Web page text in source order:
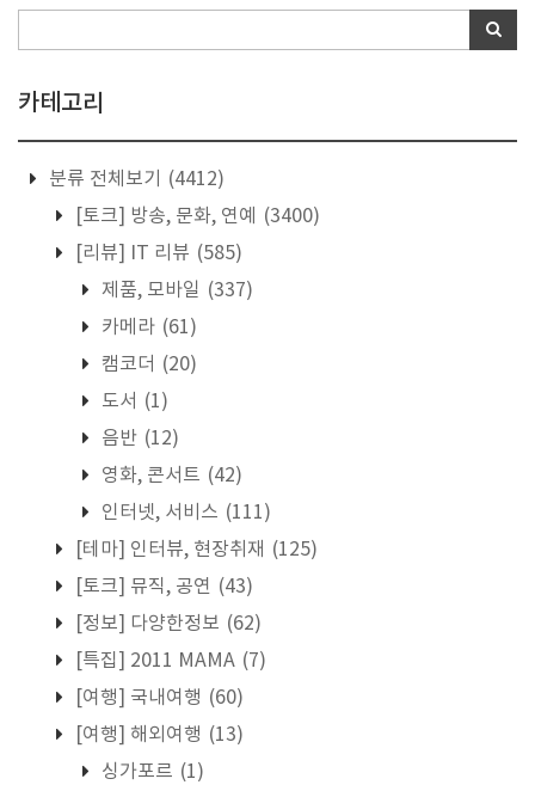
카테고리
분류 전체보기
(4412)
[토크] 방송, 문화, 연예
(3400)
[리뷰] IT 리뷰 (585)
제품, 모바일 (337)
카메라 (61)
캠코더 (20)
도서 (1)
음반 (12)
영화, 콘서트 (42)
인터넷, 서비스 (111)
[테마] 인터뷰, 현장취재 (125)
[토크] 뮤직, 공연 (43)
[정보] 다양한정보 (62)
[특집] 2011 MAMA (7)
[여행] 국내여행 (60)
[여행] 해외여행 (13)
싱가포르 (1)